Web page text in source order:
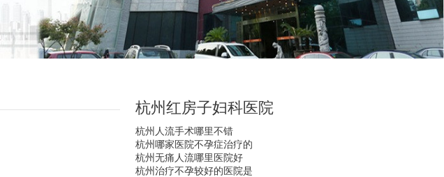
杭州红房子妇科医院
杭州人流手术哪里不错
杭州哪家医院不孕症治疗的
杭州无痛人流哪里医院好
杭州治疗不孕较好的医院是